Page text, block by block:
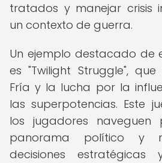
tratados y manejar crisis
un contexto de guerra.
Un ejemplo destacado de
es "Twilight Struggle",
Fría y la lucha por la
las superpotencias. Este
los jugadores naveguen
panorama político y
decisiones